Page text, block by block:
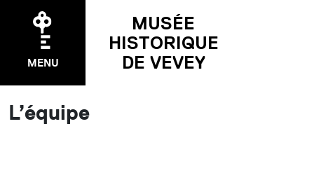
MENU
MUSÉE
HISTORIQUE
DE VEVEY
L’équipe